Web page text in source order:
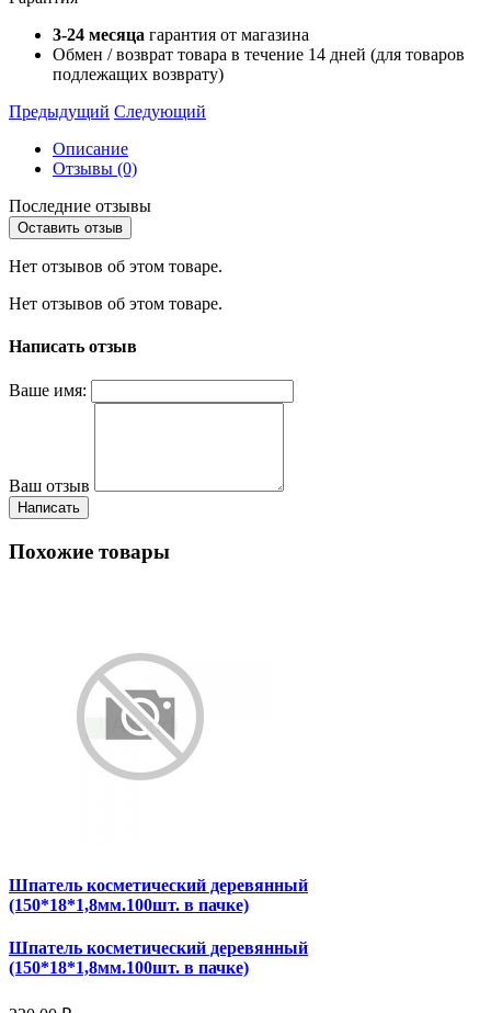
3-24 месяца гарантия от магазина
Обмен / возврат товара в течение 14 дней (для товаров
подлежащих возврату)
Предыдущий Следующий
Описание
Отзывы (0)
Последние отзывы
Оставить отзыв
Нет отзывов об этом товаре.
Нет отзывов об этом товаре.
Написать отзыв
Ваше имя:
Ваш отзыв
Написать
Похожие товары
Шпатель косметический деревянный
(150*18*1,8мм.100шт. в пачке)
Шпатель косметический деревянный
(150*18*1,8мм.100шт. в пачке)